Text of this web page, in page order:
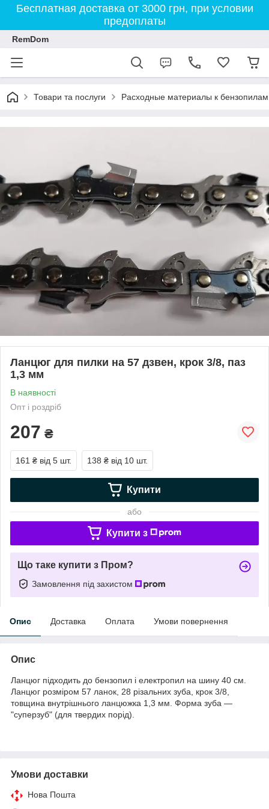
Бесплатная доставка от 3000 грн, при условии
предоплаты
RemDom
Товари та послуги Расходные материалы к
Ланцюг для пилки на 57 дзвен, крок 3/8, паз
1,3 мм
В наявності
Опт і роздріб
207 ₴
161 ₴ від 5 шт. 138 ₴ від 10 шт.
Купити
або
Купити з
Що таке купити з Пром?
Замовлення під захистом
Опис Доставка Оплата Умови повернення
Опис
Ланцюг підходить до бензопил і електропил на шину 40 см.
Ланцюг розміром 57 ланок, 28 різальних зуба, крок 3/8,
товщина внутрішнього ланцюжка 1,3 мм. Форма зуба —
"суперзуб" (для твердих порід).
Умови доставки
Нова Пошта